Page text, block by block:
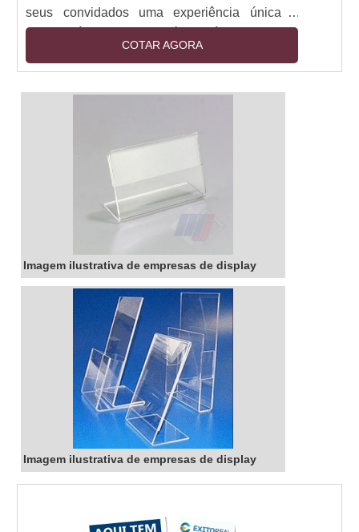
seus convidados uma experiência única e
inesquecível. Com ela, é possível criar uma
seleção de pratos e bebidas que se adequem
ao gosto de cada um. Além disso, a bandeja de
degustação personalizada é prática e versátil,
da festa ou evento. Seja para um jantar íntimo
ou para um grande evento, a bandeja de
degustação personalizada é a escolha certa
para surpreender os seus convidados.
COTAR AGORA
Imagem ilustrativa de empresas de display
Imagem ilustrativa de empresas de display